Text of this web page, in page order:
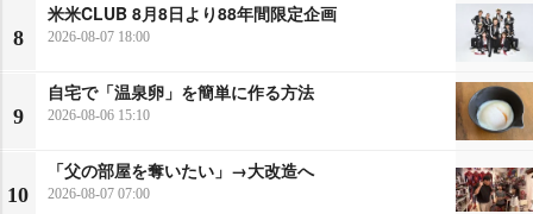
8
米米CLUB 8月8日より88年間限定企画
2026-08-07 18:00
9
自宅で「温泉卵」を簡単に作る方法
2026-08-06 15:10
10
「父の部屋を奪いたい」→大改造へ
2026-08-07 07:00